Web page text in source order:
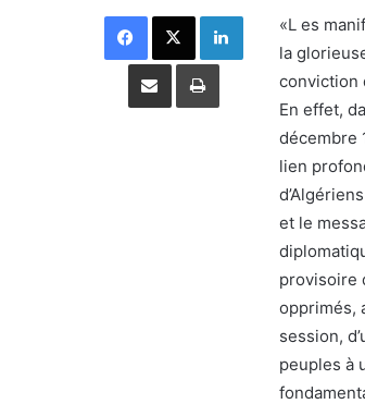
«L es
la
conviction
En effet,
décembre
lien
et le
provisoire
opprimés,
session,
peuples à
Facebook X Linkedin
Partager par email Imprimer